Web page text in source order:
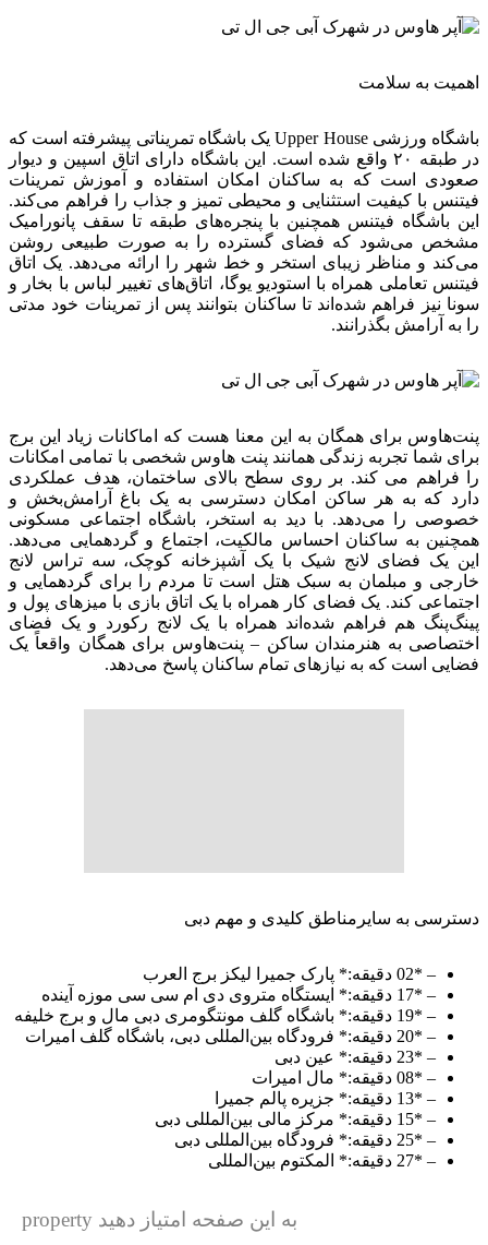
اهمیت به سلامت
باشگاه ورزشی Upper House یک باشگاه تمریناتی پیشرفته است که
در طبقه ۲۰ واقع شده است. این باشگاه دارای اتاق اسپین و دیوار
صعودی است که به ساکنان امکان استفاده و آموزش تمرینات
فیتنس با کیفیت استثنایی و محیطی تمیز و جذاب را فراهم می‌کند.
این باشگاه فیتنس همچنین با پنجره‌های طبقه تا سقف پانورامیک
مشخص می‌شود که فضای گسترده را به صورت طبیعی روشن
می‌کند و مناظر زیبای استخر و خط شهر را ارائه می‌دهد. یک اتاق
فیتنس تعاملی همراه با استودیو یوگا، اتاق‌های تغییر لباس با بخار و
سونا نیز فراهم شده‌اند تا ساکنان بتوانند پس از تمرینات خود مدتی
را به آرامش بگذرانند.
پنت‌هاوس برای همگان به این معنا هست که اماکانات زیاد این برج
برای شما تجربه زندگی همانند پنت هاوس شخصی با تمامی امکانات
را فراهم می کند. بر روی سطح بالای ساختمان، هدف عملکردی
دارد که به هر ساکن امکان دسترسی به یک باغ آرامش‌بخش و
خصوصی را می‌دهد. با دید به استخر، باشگاه اجتماعی مسکونی
همچنین به ساکنان احساس مالکیت، اجتماع و گردهمایی می‌دهد.
این یک فضای لانج شیک با یک آشپزخانه کوچک، سه تراس لانج
خارجی و مبلمان به سبک هتل است تا مردم را برای گردهمایی و
اجتماعی کند. یک فضای کار همراه با یک اتاق بازی با میز‌های پول و
پینگ‌پنگ هم فراهم شده‌اند همراه با یک لانج رکورد و یک فضای
اختصاصی به هنرمندان ساکن – پنت‌هاوس برای همگان واقعاً یک
فضایی است که به نیازهای تمام ساکنان پاسخ می‌دهد.
دسترسی به سایرمناطق کلیدی و مهم دبی
– *02 دقیقه:* پارک جمیرا لیکز برج العرب
– *17 دقیقه:* ایستگاه متروی دی ام سی سی موزه آینده
– *19 دقیقه:* باشگاه گلف مونتگومری دبی مال و برج خلیفه
– *20 دقیقه:* فرودگاه بین‌المللی دبی، باشگاه گلف امیرات
– *23 دقیقه:* عین دبی
– *08 دقیقه:* مال امیرات
– *13 دقیقه:* جزیره پالم جمیرا
– *15 دقیقه:* مرکز مالی بین‌المللی دبی
– *25 دقیقه:* فرودگاه بین‌المللی دبی
– *27 دقیقه:* المکتوم بین‌المللی
به این صفحه امتیاز دهید property